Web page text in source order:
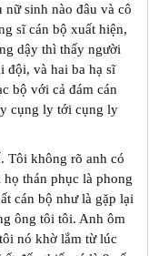
sinh nào đâu và cô
sĩ cán bộ xuất hiện,
dậy thì thấy người
đội, và hai ba hạ sĩ
bộ với cả đám cán
cụng ly tới cụng ly
Tôi không rõ anh có
thán phục là phong
cán bộ như là gặp lại
ông tôi tôi. Anh ôm
nó khờ lắm từ lúc